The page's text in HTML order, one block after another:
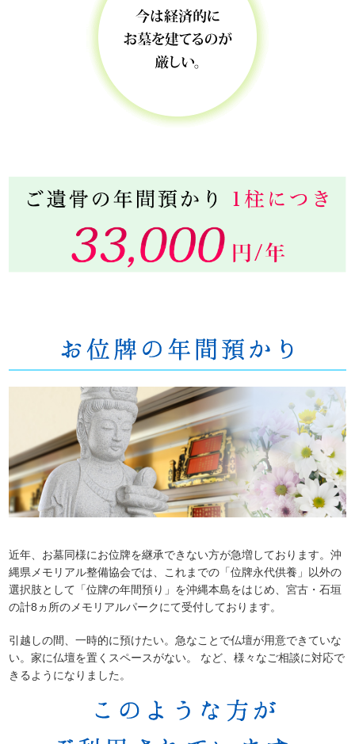
近年、お墓同様にお位牌を継承できない方が急増しております。沖
縄県メモリアル整備協会では、これまでの「位牌永代供養」以外の
選択肢として「位牌の年間預り」を沖縄本島をはじめ、宮古・石垣
の計8ヵ所のメモリアルパークにて受付しております。
引越しの間、一時的に預けたい。急なことで仏壇が用意できていな
い。家に仏壇を置くスペースがない。
など、様々なご相談に対応で
きるようになりました。